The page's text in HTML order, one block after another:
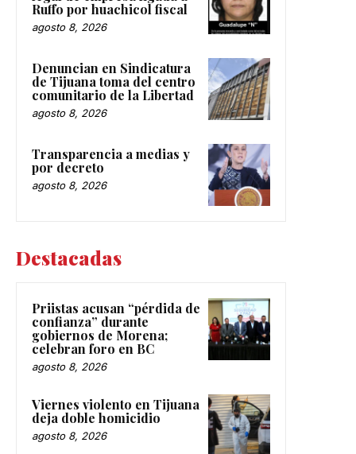
Ruffo por huachicol fiscal
agosto 8, 2026
Denuncian en Sindicatura
de Tijuana toma del centro
comunitario de la Libertad
agosto 8, 2026
Transparencia a medias y
por decreto
agosto 8, 2026
Destacadas
Priistas acusan “pérdida de
confianza” durante
gobiernos de Morena;
celebran foro en BC
agosto 8, 2026
Viernes violento en Tijuana
deja doble homicidio
agosto 8, 2026